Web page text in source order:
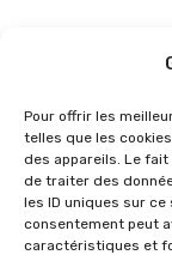
Pour offrir les
telles que les
des appareils. Le
de traiter des
les ID uniques sur
consentement peut
caractéristiques et